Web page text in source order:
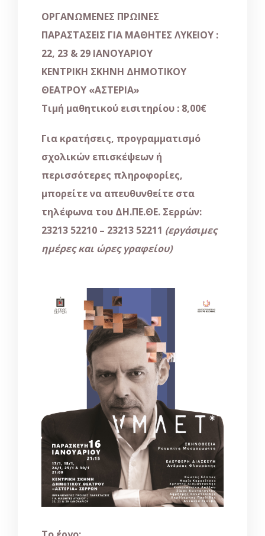
ΟΡΓΑΝΩΜΕΝΕΣ ΠΡΩΙΝΕΣ
ΠΑΡΑΣΤΑΣΕΙΣ ΓΙΑ ΜΑΘΗΤΕΣ ΛΥΚΕΙΟΥ :
22, 23 & 29 ΙΑΝΟΥΑΡΙΟΥ
ΚΕΝΤΡΙΚΗ ΣΚΗΝΗ ΔΗΜΟΤΙΚΟΥ
ΘΕΑΤΡΟΥ «ΑΣΤΕΡΙΑ»
Τιμή μαθητικού εισιτηρίου : 8,00€
Για κρατήσεις, προγραμματισμό
σχολικών επισκέψεων ή
περισσότερες πληροφορίες,
μπορείτε να απευθυνθείτε στα
τηλέφωνα του ΔΗ.ΠΕ.ΘΕ. Σερρών:
23213 52210 – 23213 52211 (εργάσιμες
ημέρες και ώρες γραφείου)